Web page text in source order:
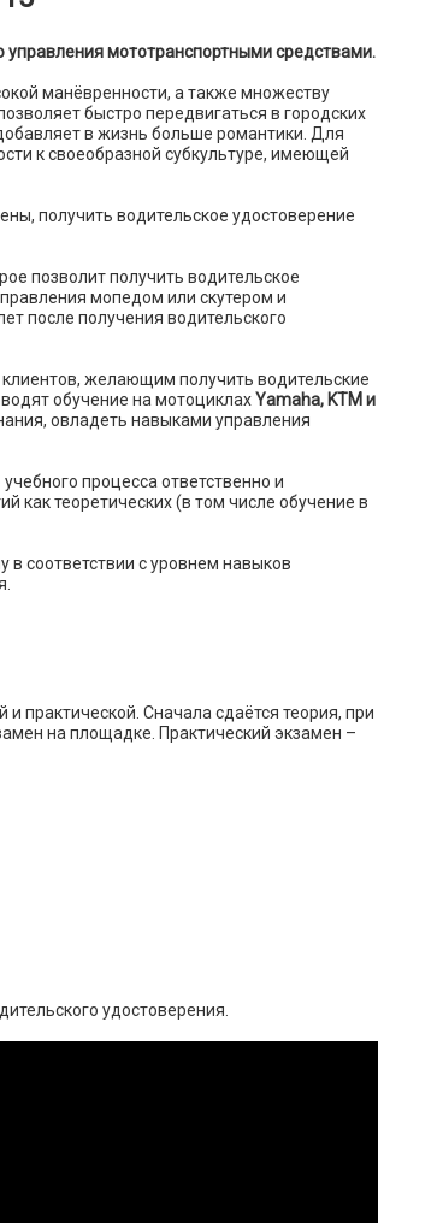
управления мототранспортными средствами.
манёвренности, а также множеству
быстро передвигаться в городских
в жизнь больше романтики. Для
к своеобразной субкультуре, имеющей
получить водительское удостоверение
позволит получить водительское
мопедом или скутером и
после получения водительского
желающим получить водительские
обучение на мотоциклахYamaha, KTM и
овладеть навыками управления
процесса ответственно и
как теоретических (в том числе обучение в
соответствии с уровнем навыков
практической. Сначала сдаётся теория, при
на площадке. Практический экзамен –
удостоверения.